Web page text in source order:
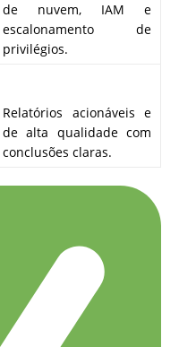
de nuvem, IAM e
escalonamento de
privilégios.
Relatórios acionáveis e
de alta qualidade com
conclusões claras.